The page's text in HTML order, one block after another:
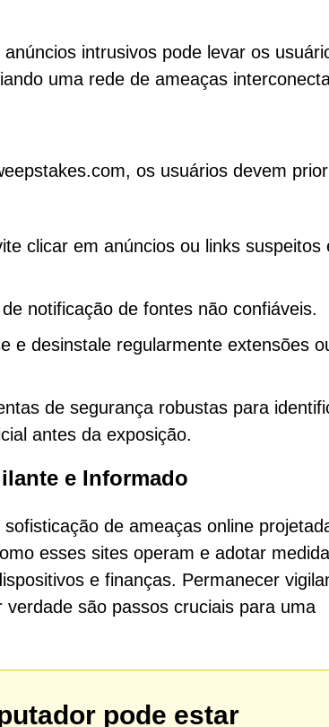
intrusivos pode levar os
uma rede de ameaças
os usuários devem
clicar em anúncios ou links suspeitos
notificação de fontes não confiáveis.
e desinstale regularmente extensões
de segurança robustas para
antes da exposição.
e Informado
de ameaças online
esses sites operam e adotar
e finanças. Permanecer
são passos cruciais para uma
pode estar